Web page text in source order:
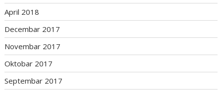
April 2018
Decembar 2017
Novembar 2017
Oktobar 2017
Septembar 2017